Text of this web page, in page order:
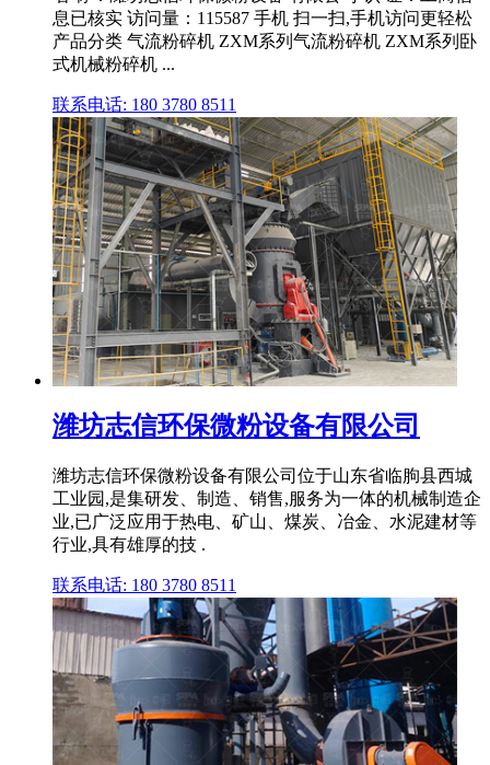
息已核实 访问量：115587 手机 扫一扫,手机访问更轻松
产品分类 气流粉碎机 ZXM系列气流粉碎机 ZXM系列卧
式机械粉碎机 ...
联系电话: 180 3780 8511
潍坊志信环保微粉设备有限公司
潍坊志信环保微粉设备有限公司位于山东省临朐县西城
工业园,是集研发、制造、销售,服务为一体的机械制造企
业,已广泛应用于热电、矿山、煤炭、冶金、水泥建材等
行业,具有雄厚的技 .
联系电话: 180 3780 8511